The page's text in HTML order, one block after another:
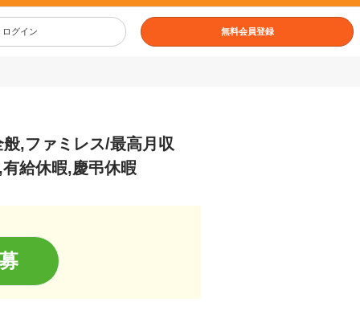
ログイン 無料会員登録
,ファミレス/最高月収
給休暇,慶弔休暇